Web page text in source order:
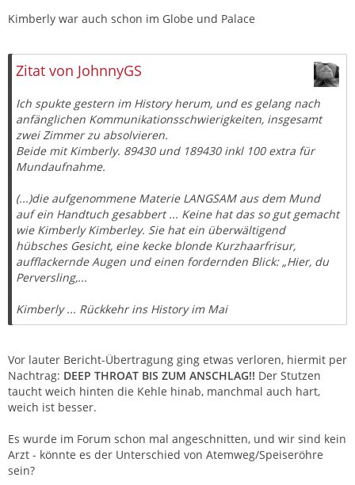
Kimberly war auch schon im Globe und Palace
Zitat von JohnnyGS
Ich spukte gestern im History herum, und es gelang nach
anfänglichen Kommunikationsschwierigkeiten, insgesamt
zwei Zimmer zu absolvieren.
Beide mit Kimberly. 89430 und 189430 inkl 100 extra für
Mundaufnahme.
(...)die aufgenommene Materie LANGSAM aus dem Mund
auf ein Handtuch gesabbert ... Keine hat das so gut gemacht
wie Kimberly Kimberley. Sie hat ein überwältigend
hübsches Gesicht, eine kecke blonde Kurzhaarfrisur,
aufflackernde Augen und einen fordernden Blick: „Hier, du
Perversling,...
Kimberly ... Rückkehr ins History im Mai
Vor lauter Bericht-Übertragung ging etwas verloren, hiermit per
Nachtrag: DEEP THROAT BIS ZUM ANSCHLAG!! Der Stutzen
taucht weich hinten die Kehle hinab, manchmal auch hart,
weich ist besser.
Es wurde im Forum schon mal angeschnitten, und wir sind kein
Arzt - könnte es der Unterschied von Atemweg/Speiseröhre
sein?